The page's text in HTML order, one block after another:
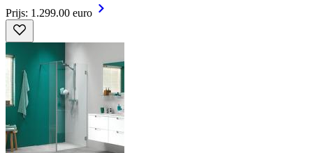
Prijs: 1.299.00 euro